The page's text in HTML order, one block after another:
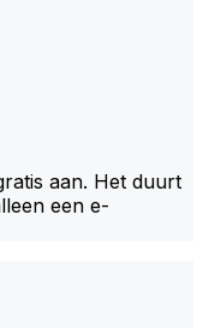
aan. Het duurt
een e-